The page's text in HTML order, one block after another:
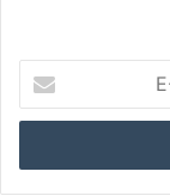
Posta
adresinizi